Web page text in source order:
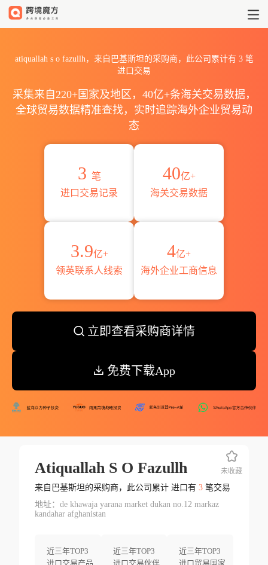
atiquallah s o fazullh，来自巴基斯坦的采购商，此公司累计有 3笔
进口交易
采集来自220+国家及地区，40亿+条海关交易数据，
全球贸易数据精准查找，实时追踪海外企业贸易动
态
3 笔
进口交易记录
40亿+
海关交易数据
3.9亿+
领英联系人线索
4亿+
海外企业工商信息
立即查看采购商详情
免费下载App
Atiquallah S O Fazullh
来自巴基斯坦的采购商，此公司累计 进口有 3笔交易
地址：de khawaja yarana market dukan no.12 markaz
kandahar afghanistan
近三年TOP3
进口交易产品
近三年TOP3
进口交易伙伴
近三年TOP3
进口贸易国家
未收藏